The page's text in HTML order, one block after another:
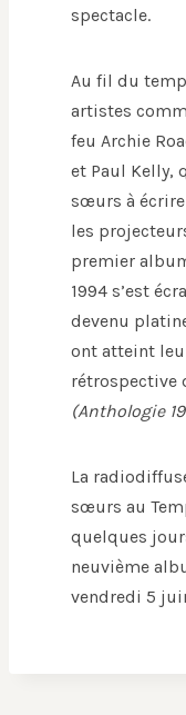
spectacle.
Au fil du
artistes
feu Archie
et Paul Kelly,
sœurs à
les
premier
1994 s’est
devenu
ont atteint
rétrospective
(Anthologie
La
sœurs au
quelques
neuvième
vendredi 5